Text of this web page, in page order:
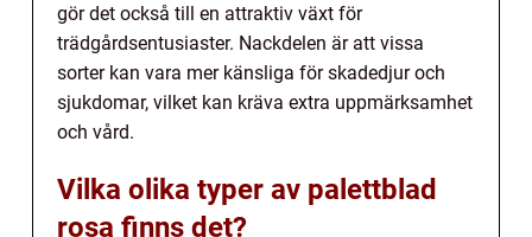
gör det också till en attraktiv växt för
trädgårdsentusiaster. Nackdelen är att vissa
sorter kan vara mer känsliga för skadedjur och
sjukdomar, vilket kan kräva extra uppmärksamhet
och vård.
Vilka olika typer av palettblad
rosa finns det?